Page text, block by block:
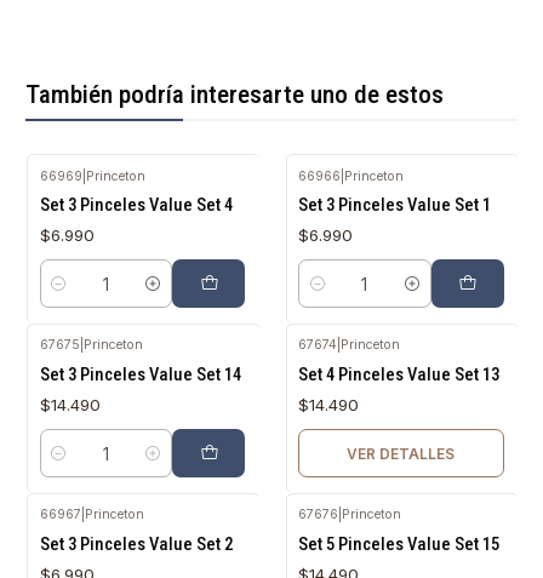
También podría interesarte uno de estos
66969 Princeton
Set 3 Pinceles Value Set 4
$6.990
Cantidad
66966 Princeton
Set 3 Pinceles Value Set 1
$6.990
Cantidad
67675 Princeton
Set 3 Pinceles Value Set 14
$14.490
Cantidad
67674 Princeton
Set 4 Pinceles Value Set 13
$14.490
VER DETALLES
66967 Princeton
Set 3 Pinceles Value Set 2
$6.990
67676 Princeton
Set 5 Pinceles Value Set 15
$14.490